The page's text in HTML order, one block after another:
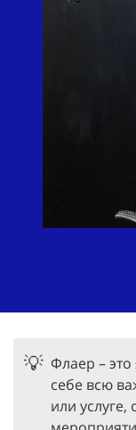
💡 Флаер –
себе всю
или